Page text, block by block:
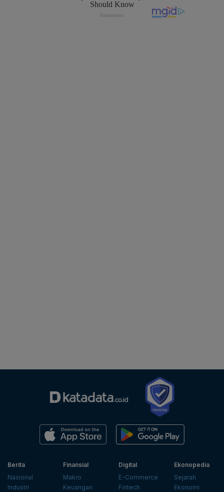
Berita
Nasional
Industri
Finansial
Makro
Keuangan
Digital
E-Commerce
Fintech
Ekonopedia
Sejarah
Ekonomi